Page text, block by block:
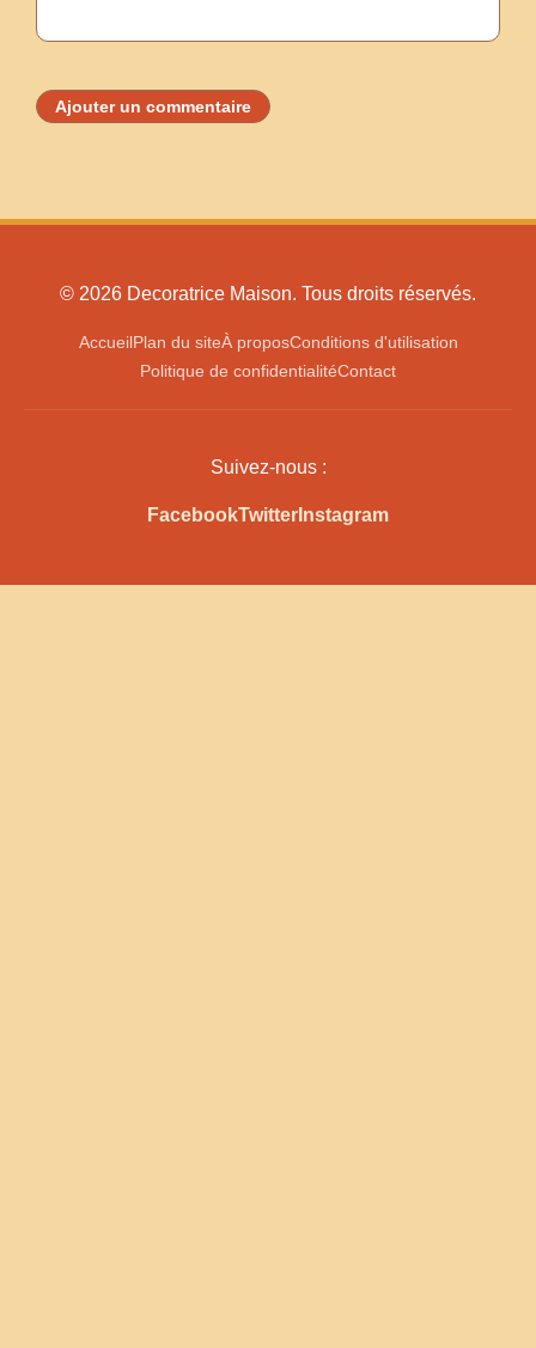
Ajouter un commentaire
© 2026 Decoratrice Maison. Tous droits réservés.
AccueilPlan du siteÀ proposConditions d'utilisation
Politique de confidentialitéContact
Suivez-nous :
FacebookTwitter Instagram